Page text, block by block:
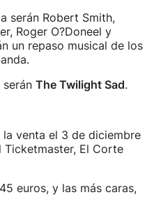
serán Robert Smith,
Roger O?Doneel y
un repaso musical de los
The Twilight Sad.
venta el 3 de diciembre
Ticketmaster, El Corte
euros, y las más caras,